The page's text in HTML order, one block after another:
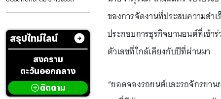
สรุปไทม์ไลน์
สงคราม
ตะวันออกกลาง
ติดตาม
ของการจัดงานที่ประสบความส
ประกอบการธุรกิจยานยนต์ที่เข้า
ตัวเลขที่ใกล้เคียงกับปีที่ผ่านมา
“ยอดจองรถยนต์และรถจักรยาน